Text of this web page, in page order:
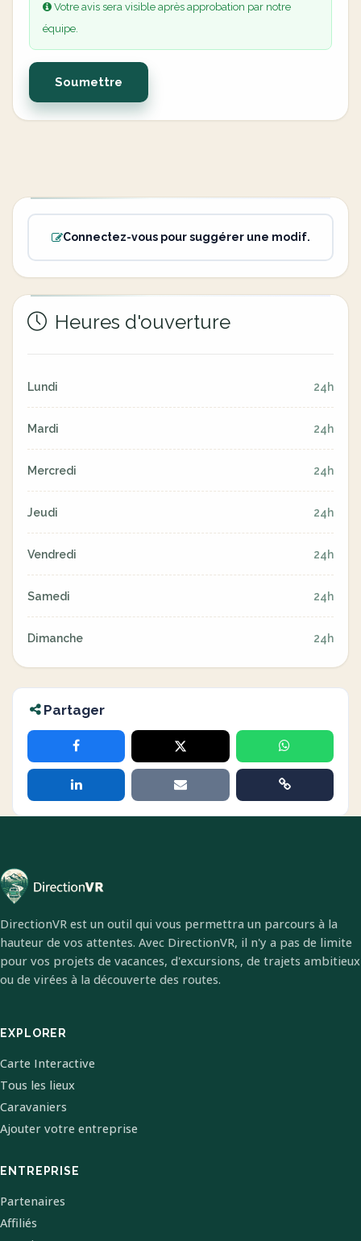
Votre avis sera visible après approbation par notre
équipe.
Soumettre
Connectez-vous pour suggérer une modif.
Heures d'ouverture
Lundi 24h
Mardi 24h
Mercredi 24h
Jeudi 24h
Vendredi 24h
Samedi 24h
Dimanche 24h
Partager
DirectionVR est un outil qui vous permettra un parcours à la
hauteur de vos attentes. Avec DirectionVR, il n'y a pas de limite
pour vos projets de vacances, d'excursions, de trajets ambitieux
ou de virées à la découverte des routes.
EXPLORER
Carte Interactive
Tous les lieux
Caravaniers
Ajouter votre entreprise
ENTREPRISE
Partenaires
Affiliés